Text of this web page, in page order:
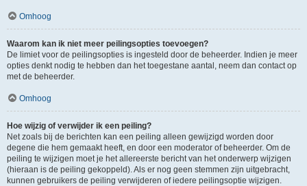
Omhoog
Waarom kan ik niet meer peilingsopties toevoegen?
De limiet voor de peilingsopties is ingesteld door de beheerder. Indien je meer
opties denkt nodig te hebben dan het toegestane aantal, neem dan contact op
met de beheerder.
Omhoog
Hoe wijzig of verwijder ik een peiling?
Net zoals bij de berichten kan een peiling alleen gewijzigd worden door
degene die hem gemaakt heeft, en door een moderator of beheerder. Om de
peiling te wijzigen moet je het allereerste bericht van het onderwerp wijzigen
(hieraan is de peiling gekoppeld). Als er nog geen stemmen zijn uitgebracht,
kunnen gebruikers de peiling verwijderen of iedere peilingsoptie wijzigen.